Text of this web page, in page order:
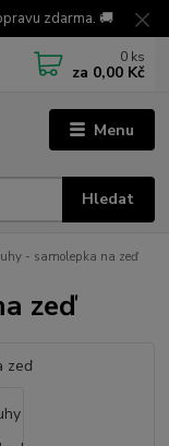
zdarma. 🚚
Menu
Hledat
0 ks
za 0,00 Kč
- samolepka na zeď
zeď